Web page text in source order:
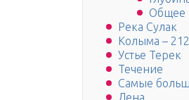
Общее
Река Сулак
Колыма –
Устье Терек
Течение
Самые
Лена